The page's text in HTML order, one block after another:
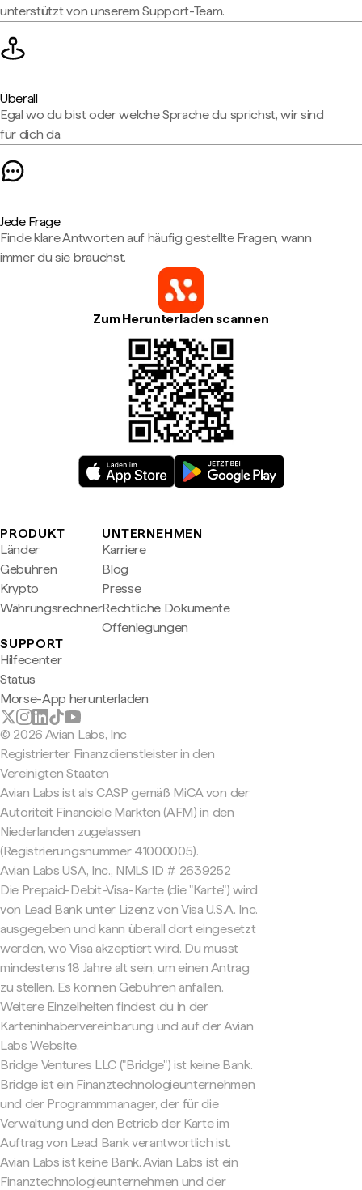
unterstützt von unserem Support-Team.
Überall
Egal wo du bist oder welche Sprache du sprichst, wir sind
für dich da.
Jede Frage
Finde klare Antworten auf häufig gestellte Fragen, wann
immer du sie brauchst.
Zum Herunterladen scannen
PRODUKT
Länder
Gebühren
Krypto
Währungsrechner
UNTERNEHMEN
Karriere
Blog
Presse
Rechtliche Dokumente
Offenlegungen
SUPPORT
Hilfecenter
Status
Morse-App herunterladen
© 2026 Avian Labs, Inc
Registrierter Finanzdienstleister in den
Vereinigten Staaten
Avian Labs ist als CASP gemäß MiCA von der
Autoriteit Financiële Markten (AFM) in den
Niederlanden zugelassen
(Registrierungsnummer 41000005).
Avian Labs USA, Inc., NMLS ID # 2639252
Die Prepaid-Debit-Visa-Karte (die "Karte") wird
von Lead Bank unter Lizenz von Visa U.S.A. Inc.
ausgegeben und kann überall dort eingesetzt
werden, wo Visa akzeptiert wird. Du musst
mindestens 18 Jahre alt sein, um einen Antrag
zu stellen. Es können Gebühren anfallen.
Weitere Einzelheiten findest du in der
Karteninhabervereinbarung und auf der Avian
Labs Website.
Bridge Ventures LLC ("Bridge") ist keine Bank.
Bridge ist ein Finanztechnologieunternehmen
und der Programmmanager, der für die
Verwaltung und den Betrieb der Karte im
Auftrag von Lead Bank verantwortlich ist.
Avian Labs ist keine Bank. Avian Labs ist ein
Finanztechnologieunternehmen und der